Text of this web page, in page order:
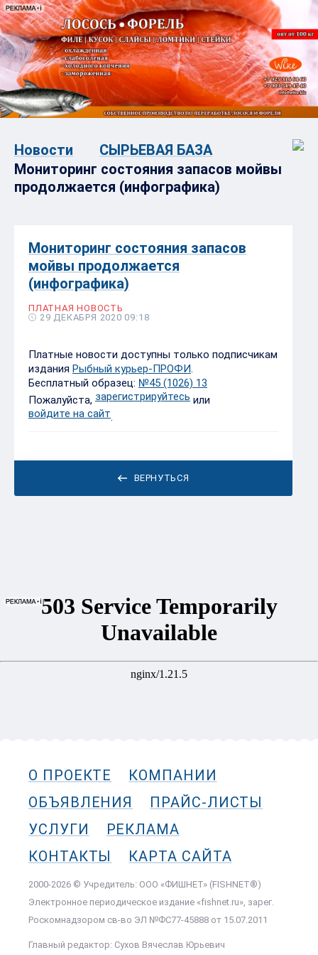
Новости
СЫРЬЕВАЯ БАЗА
Мониторинг состояния запасов мойвы
продолжается (инфографика)
Мониторинг состояния запасов
мойвы продолжается
(инфографика)
ПЛАТНАЯ НОВОСТЬ
29 ДЕКАБРЯ 2020 09:18
Платные новости доступны только подписчикам
издания Рыбный курьер-ПРОФИ.
Бесплатный образец: №45 (1026) 13
Пожалуйста, зарегистрируйтесь или
войдите на сайт.
ВЕРНУТЬСЯ
О ПРОЕКТЕ
КОМПАНИИ
ОБЪЯВЛЕНИЯ
ПРАЙС-ЛИСТЫ
УСЛУГИ
РЕКЛАМА
КОНТАКТЫ
КАРТА САЙТА
2000-2026 © Учредитель: ООО «ФИШНЕТ» (FISHNET®)
Электронное периодическое издание «fishnet.ru», зарег.
Роскомнадзором cв-во ЭЛ №ФС77-45888 от 15.07.2011
Главный редактор: Сухов Вячеслав Юрьевич